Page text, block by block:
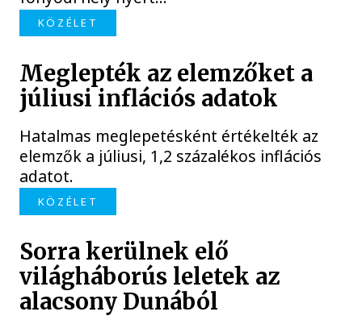
KÖZÉLET
Meglepték az elemzőket a
júliusi inflációs adatok
Hatalmas meglepetésként értékelték az
elemzők a júliusi, 1,2 százalékos inflációs
adatot.
KÖZÉLET
Sorra kerülnek elő
világháborús leletek az
alacsony Dunából